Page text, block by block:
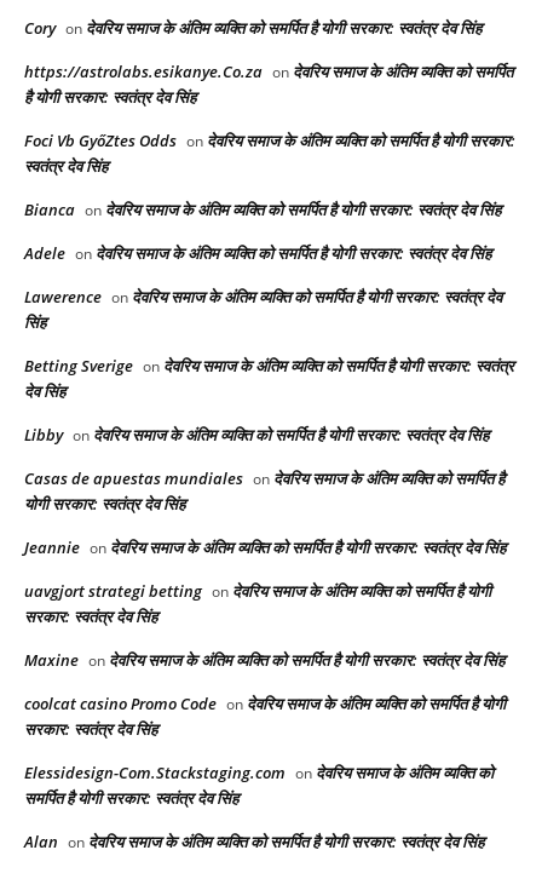
Cory on देवरिय समाज के अंतिम व्यक्ति को समर्पित है योगी सरकार: स्वतंत्र देव सिंह
https://astrolabs.esikanye.Co.za on देवरिय समाज के अंतिम व्यक्ति को समर्पित
है योगी सरकार: स्वतंत्र देव सिंह
Foci Vb GyőZtes Odds on देवरिय समाज के अंतिम व्यक्ति को समर्पित है योगी सरकार:
स्वतंत्र देव सिंह
Bianca on देवरिय समाज के अंतिम व्यक्ति को समर्पित है योगी सरकार: स्वतंत्र देव सिंह
Adele on देवरिय समाज के अंतिम व्यक्ति को समर्पित है योगी सरकार: स्वतंत्र देव सिंह
Lawerence on देवरिय समाज के अंतिम व्यक्ति को समर्पित है योगी सरकार: स्वतंत्र देव
सिंह
Betting Sverige on देवरिय समाज के अंतिम व्यक्ति को समर्पित है योगी सरकार: स्वतंत्र
देव सिंह
Libby on देवरिय समाज के अंतिम व्यक्ति को समर्पित है योगी सरकार: स्वतंत्र देव सिंह
Casas de apuestas mundiales on देवरिय समाज के अंतिम व्यक्ति को समर्पित है
योगी सरकार: स्वतंत्र देव सिंह
Jeannie on देवरिय समाज के अंतिम व्यक्ति को समर्पित है योगी सरकार: स्वतंत्र देव सिंह
uavgjort strategi betting on देवरिय समाज के अंतिम व्यक्ति को समर्पित है योगी
सरकार: स्वतंत्र देव सिंह
Maxine on देवरिय समाज के अंतिम व्यक्ति को समर्पित है योगी सरकार: स्वतंत्र देव सिंह
coolcat casino Promo Code on देवरिय समाज के अंतिम व्यक्ति को समर्पित है योगी
सरकार: स्वतंत्र देव सिंह
Elessidesign-Com.Stackstaging.com on देवरिय समाज के अंतिम व्यक्ति को
समर्पित है योगी सरकार: स्वतंत्र देव सिंह
Alan on देवरिय समाज के अंतिम व्यक्ति को समर्पित है योगी सरकार: स्वतंत्र देव सिंह